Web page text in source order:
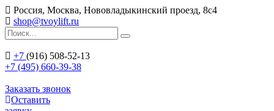
Россия, Москва, Нововладыкинский проезд, 8с4
shop@tvoylift.ru
+7 (916) 508-52-13
+7 (495) 660-39-38
Заказать звонок
Оставить